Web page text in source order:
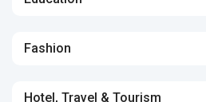
Fashion
Hotel, Travel & Tourism